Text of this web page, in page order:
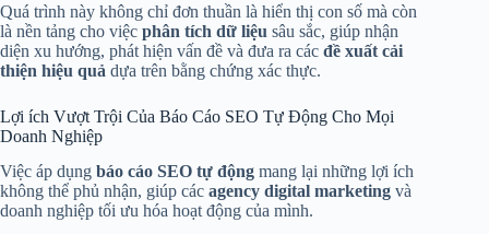
Quá trình này không chỉ đơn thuần là hiển thị con số mà còn
là nền tảng cho việc phân tích dữ liệu sâu sắc, giúp nhận
diện xu hướng, phát hiện vấn đề và đưa ra các đề xuất cải
thiện hiệu quả dựa trên bằng chứng xác thực.
Lợi ích Vượt Trội Của Báo Cáo SEO Tự Động Cho Mọi
Doanh Nghiệp
Việc áp dụng báo cáo SEO tự động mang lại những lợi ích
không thể phủ nhận, giúp các agency digital marketing và
doanh nghiệp tối ưu hóa hoạt động của mình.